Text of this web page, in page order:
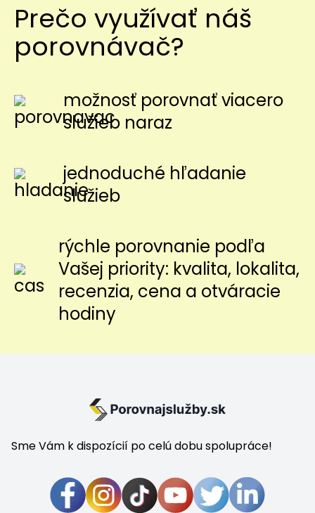
Prečo využívať náš
porovnávač?
možnosť porovnať viacero
služieb naraz
jednoduché hľadanie
služieb
rýchle porovnanie podľa
Vašej priority: kvalita, lokalita,
recenzia, cena a otváracie
hodiny
Sme Vám k dispozícií po celú dobu spolupráce!